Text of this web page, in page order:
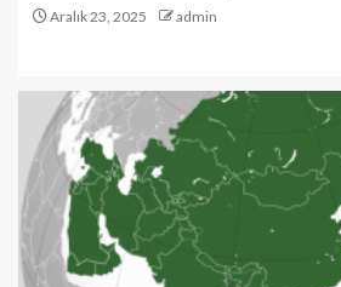
Aralık 23, 2025 admin